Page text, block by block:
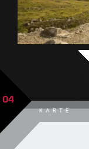
KARTE
04